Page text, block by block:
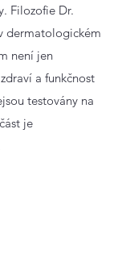
Filozofie Dr.
dermatologickém
není jen
a funkčnost
testovány na
je